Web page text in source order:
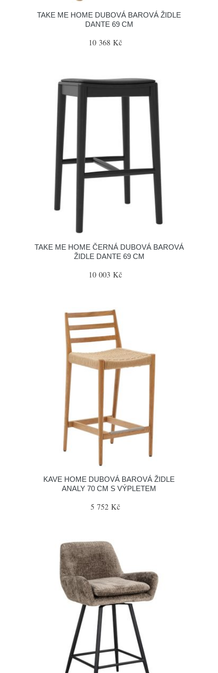
TAKE ME HOME DUBOVÁ BAROVÁ ŽIDLE
DANTE 69 CM
10 368 Kč
TAKE ME HOME ČERNÁ DUBOVÁ BAROVÁ
ŽIDLE DANTE 69 CM
10 003 Kč
KAVE HOME DUBOVÁ BAROVÁ ŽIDLE
ANALY 70 CM S VÝPLETEM
5 752 Kč